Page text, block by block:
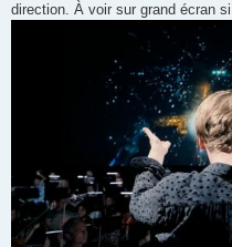
direction. À voir sur grand écran